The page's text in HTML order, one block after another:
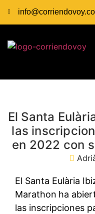
El Santa
las
en 2022 con
El Santa Eulària
Marathon ha
las inscripciones